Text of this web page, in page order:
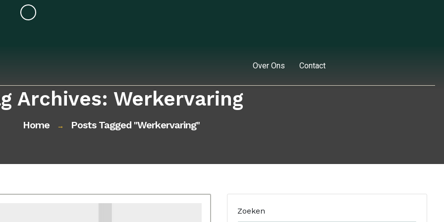
Over Ons Contact
Archives: Werkervaring
Home → Posts Tagged "werkervaring"
Zoeken